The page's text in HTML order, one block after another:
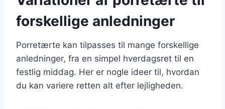
forskellige anledninger
Porretærte kan tilpasses til mange forskellige
anledninger, fra en simpel hverdagsret til en
festlig middag. Her er nogle ideer til, hvordan
du kan variere retten alt efter lejligheden.